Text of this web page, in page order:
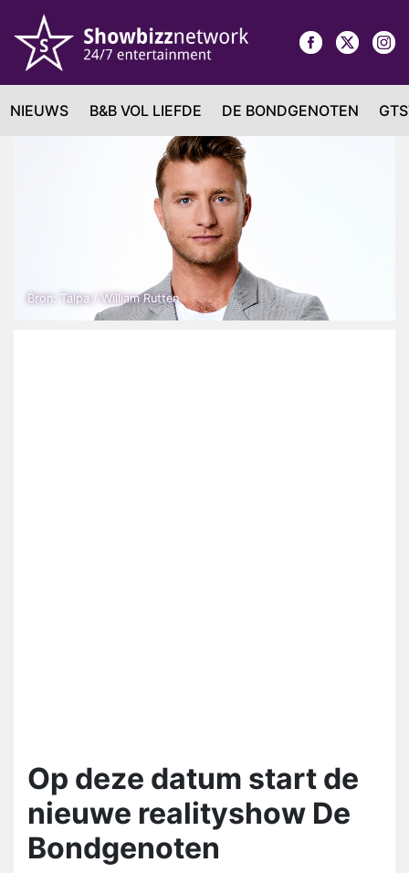
NIEUWS B&B VOL LIEFDE DE BONDGENOTEN
Bron: Talpa / William Rutten
Op deze datum start de
nieuwe realityshow De
Bondgenoten